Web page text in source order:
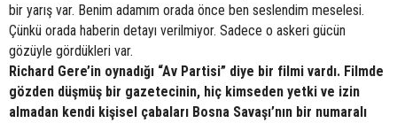
bir yarış var. Benim adamım orada önce ben seslendim meselesi.
Çünkü orada haberin detayı verilmiyor. Sadece o askeri gücün
gözüyle gördükleri var.
Richard Gere’in oynadığı “Av Partisi” diye bir filmi vardı. Filmde
gözden düşmüş bir gazetecinin, hiç kimseden yetki ve izin
almadan kendi kişisel çabaları Bosna Savaşı’nın bir numaralı